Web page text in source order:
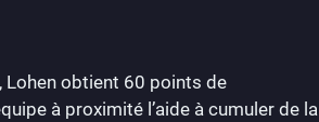
Lohen obtient 60 points de
à proximité l’aide à cumuler de la